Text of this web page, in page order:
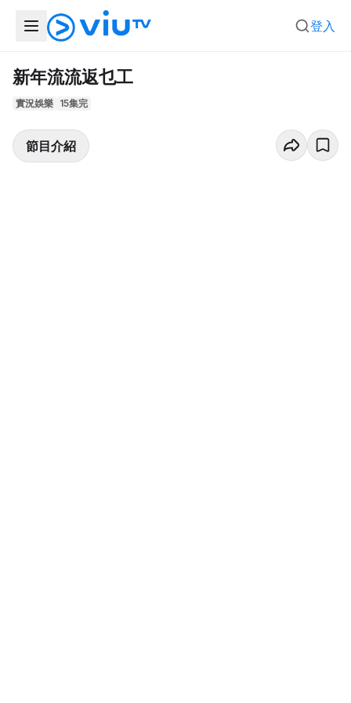
登入
新年流流返乜工
實況娛樂 15集完
節目介紹